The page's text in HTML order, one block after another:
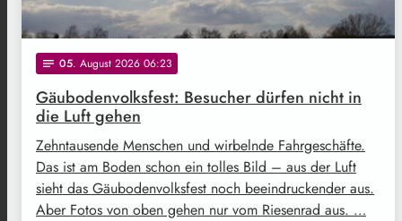
notes 05. August 2026 06:23
Gäubodenvolksfest: Besucher dürfen nicht in
die Luft gehen
Zehntausende Menschen und wirbelnde Fahrgeschäfte.
Das ist am Boden schon ein tolles Bild – aus der Luft
sieht das Gäubodenvolksfest noch beeindruckender aus.
Aber Fotos von oben gehen nur vom Riesenrad aus. …